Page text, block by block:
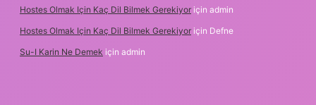
Hostes Olmak Için Kaç Dil Bilmek Gerekiyor için admin
Hostes Olmak Için Kaç Dil Bilmek Gerekiyor için Defne
Su-I Karin Ne Demek için admin